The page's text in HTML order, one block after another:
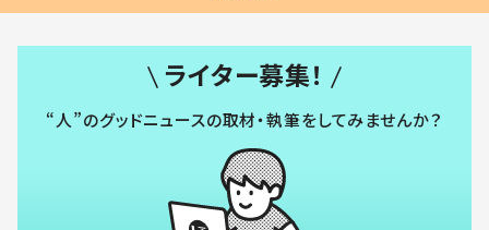
ライター募集！
“人”のグッドニュースの取材・執筆をしてみませんか？